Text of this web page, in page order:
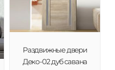
Раздвижные двери
Деко-02 дуб савана